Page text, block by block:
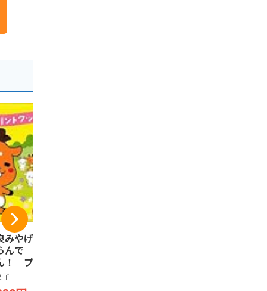
みやげ ならんで
んで しかまろ
！ プリントク
ー 18枚入り
子